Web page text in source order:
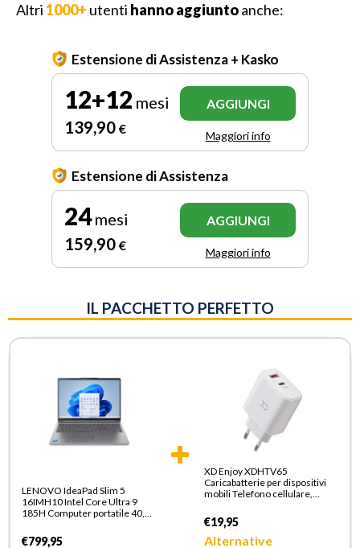
Altri 1000+ utenti hanno aggiuntoanche:
Estensione di Assistenza + Kasko
12+12 mesi
139,90 €
AGGIUNGI
Maggiori info
Estensione di Assistenza
24mesi
159,90 €
AGGIUNGI
Maggiori info
IL PACCHETTO PERFETTO
LENOVO IdeaPad Slim 5
16IMH10 Intel Core Ultra 9
185H Computer portatile 40,6
SDRAM 512 GB SSD Wi-Fi 6
€799,95
XD Enjoy XDHTV65
Caricabatterie per dispositivi
mobili Telefono cellulare,
Ricarica rapida Interno
€19,95
Alternative